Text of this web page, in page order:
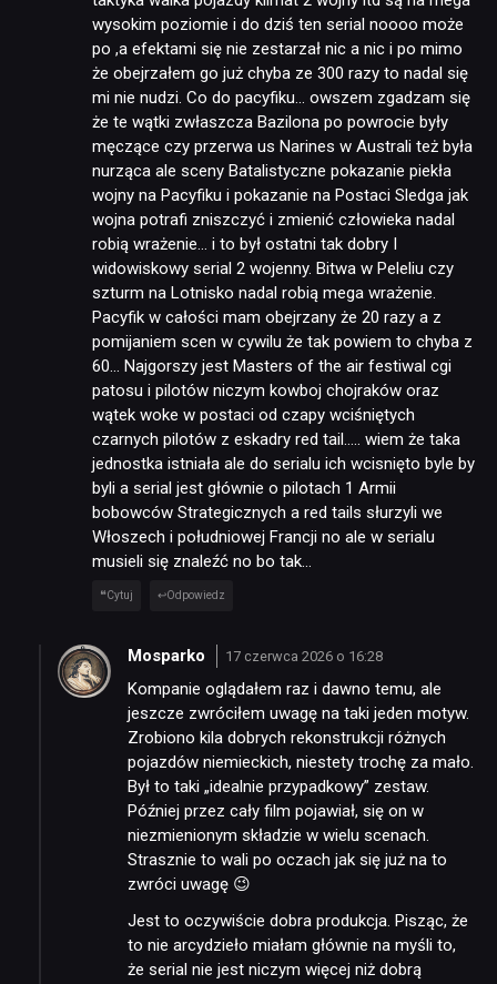
wysokim poziomie i do dziś ten serial noooo może
po ,a efektami się nie zestarzał nic a nic i po mimo
że obejrzałem go już chyba ze 300 razy to nadal się
mi nie nudzi. Co do pacyfiku… owszem zgadzam się
że te wątki zwłaszcza Bazilona po powrocie były
męczące czy przerwa us Narines w Australi też była
nurząca ale sceny Batalistyczne pokazanie piekła
wojny na Pacyfiku i pokazanie na Postaci Sledga jak
wojna potrafi zniszczyć i zmienić człowieka nadal
robią wrażenie… i to był ostatni tak dobry I
widowiskowy serial 2 wojenny. Bitwa w Peleliu czy
szturm na Lotnisko nadal robią mega wrażenie.
Pacyfik w całości mam obejrzany że 20 razy a z
pomijaniem scen w cywilu że tak powiem to chyba z
60… Najgorszy jest Masters of the air festiwal cgi
patosu i pilotów niczym kowboj chojraków oraz
wątek woke w postaci od czapy wciśniętych
czarnych pilotów z eskadry red tail….. wiem że taka
jednostka istniała ale do serialu ich wcisnięto byle by
byli a serial jest głównie o pilotach 1 Armii
bobowców Strategicznych a red tails słurzyli we
Włoszech i południowej Francji no ale w serialu
musieli się znaleźć no bo tak…
Cytuj Odpowiedz
Mosparko 17 czerwca 2026 o 16:28
Kompanie oglądałem raz i dawno temu, ale
jeszcze zwróciłem uwagę na taki jeden motyw.
Zrobiono kila dobrych rekonstrukcji różnych
pojazdów niemieckich, niestety trochę za mało.
Był to taki „idealnie przypadkowy” zestaw.
Później przez cały film pojawiał, się on w
niezmienionym składzie w wielu scenach.
Strasznie to wali po oczach jak się już na to
zwróci uwagę 😉
Jest to oczywiście dobra produkcja. Pisząc, że
to nie arcydzieło miałam głównie na myśli to,
że serial nie jest niczym więcej niż dobrą